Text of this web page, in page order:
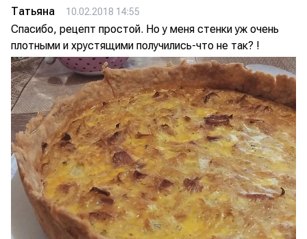
Татьяна 10.02.2018 14:55
Спасибо, рецепт простой. Но у меня стенки уж очень
плотными и хрустящими получились-что не так? !